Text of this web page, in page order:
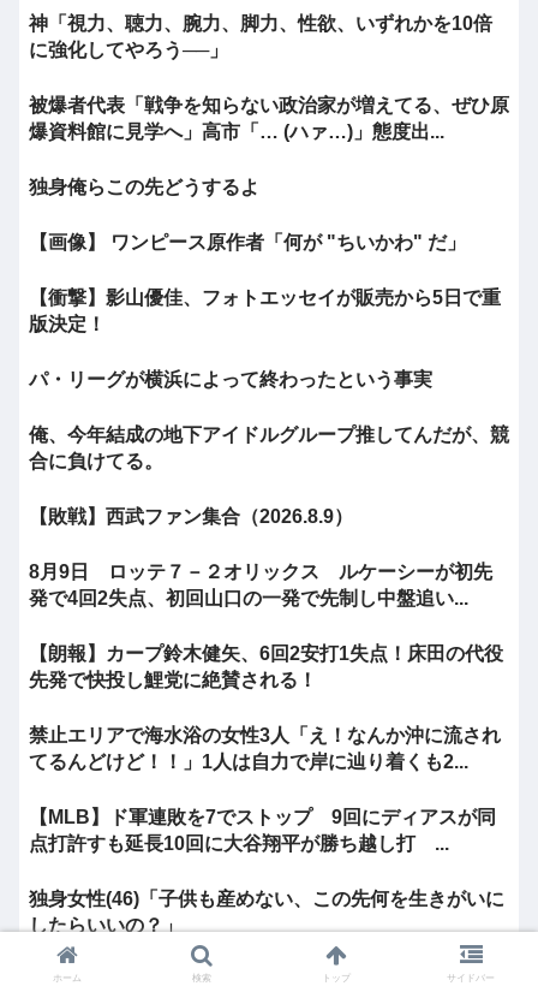
神「視力、聴力、腕力、脚力、性欲、いずれかを10倍
に強化してやろう──」
被爆者代表「戦争を知らない政治家が増えてる、ぜひ原
爆資料館に見学へ」高市「… (ハァ…)」態度出...
独身俺らこの先どうするよ
【画像】 ワンピース原作者「何が "ちいかわ" だ」
【衝撃】影山優佳、フォトエッセイが販売から5日で重
版決定！
パ・リーグが横浜によって終わったという事実
俺、今年結成の地下アイドルグループ推してんだが、競
合に負けてる。
【敗戦】西武ファン集合（2026.8.9）
8月9日 ロッテ７－２オリックス ルケーシーが初先
発で4回2失点、初回山口の一発で先制し中盤追い...
【朗報】カープ鈴木健矢、6回2安打1失点！床田の代役
先発で快投し鯉党に絶賛される！
禁止エリアで海水浴の女性3人「え！なんか沖に流され
てるんどけど！！」1人は自力で岸に辿り着くも2...
【MLB】ド軍連敗を7でストップ 9回にディアスが同
点打許すも延長10回に大谷翔平が勝ち越し打 ...
独身女性(46)「子供も産めない、この先何を生きがいに
したらいいの？」
【高校野球】1回戦 八王子実践 1-2x 鳴門渦潮 延長タイ
ホーム 検索 トップ サイドバー